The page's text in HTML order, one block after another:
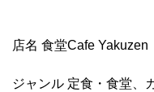
店名 食堂Cafe Yakuzen
ジャンル 定食・食堂、